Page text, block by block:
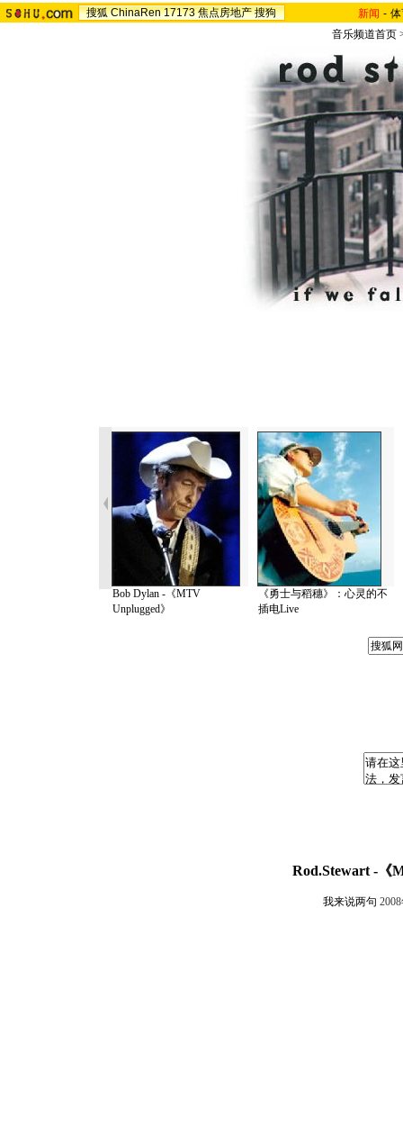
搜狐 ChinaRen 17173 焦点房地产 搜狗 新闻 -
音乐频道首页
Bob Dylan -《MTV
Unplugged》
《勇士与稻穗》：心灵的不
插电Live
Rod.Stewart -《
我来说两句